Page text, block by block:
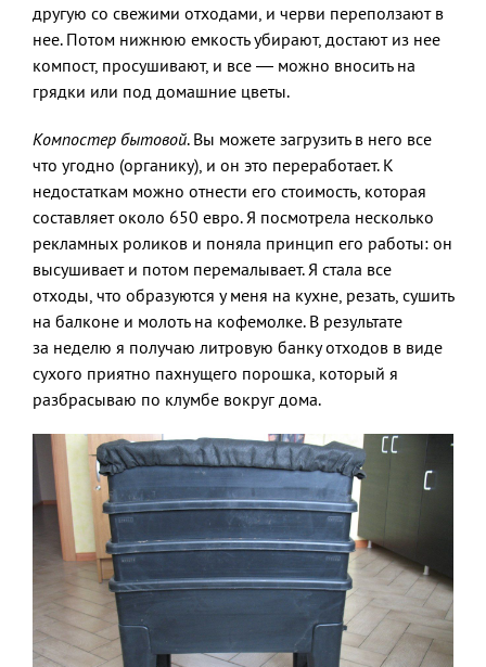
другую со свежими отходами, и черви переползают в
нее. Потом нижнюю емкость убирают, достают из нее
компост, просушивают, и все — можно вносить на
грядки или под домашние цветы.
Компостер бытовой. Вы можете загрузить в него все
что угодно (органику), и он это переработает. К
недостаткам можно отнести его стоимость, которая
составляет около 650 евро. Я посмотрела несколько
рекламных роликов и поняла принцип его работы: он
высушивает и потом перемалывает. Я стала все
отходы, что образуются у меня на кухне, резать, сушить
на балконе и молоть на кофемолке. В результате
за неделю я получаю литровую банку отходов в виде
сухого приятно пахнущего порошка, который я
разбрасываю по клумбе вокруг дома.